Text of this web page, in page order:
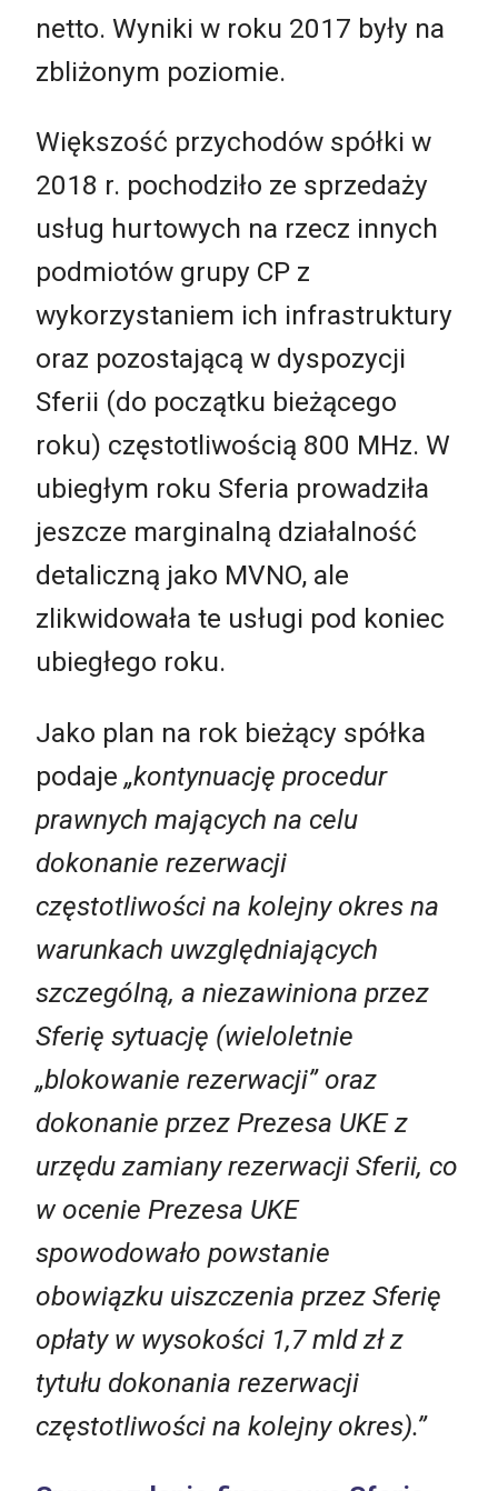
netto. Wyniki w roku 2017 były na
zbliżonym poziomie.
Większość przychodów spółki w
2018 r. pochodziło ze sprzedaży
usług hurtowych na rzecz innych
podmiotów grupy CP z
wykorzystaniem ich infrastruktury
oraz pozostającą w dyspozycji
Sferii (do początku bieżącego
roku) częstotliwością 800 MHz. W
ubiegłym roku Sferia prowadziła
jeszcze marginalną działalność
detaliczną jako MVNO, ale
zlikwidowała te usługi pod koniec
ubiegłego roku.
Jako plan na rok bieżący spółka
podaje „kontynuację procedur
prawnych mających na celu
dokonanie rezerwacji
częstotliwości na kolejny okres na
warunkach uwzględniających
szczególną, a niezawiniona przez
Sferię sytuację (wieloletnie
„blokowanie rezerwacji” oraz
dokonanie przez Prezesa UKE z
urzędu zamiany rezerwacji Sferii, co
w ocenie Prezesa UKE
spowodowało powstanie
obowiązku uiszczenia przez Sferię
opłaty w wysokości 1,7 mld zł z
tytułu dokonania rezerwacji
częstotliwości na kolejny okres).”